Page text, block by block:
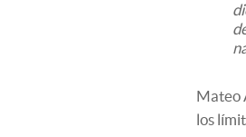
Mateo
los